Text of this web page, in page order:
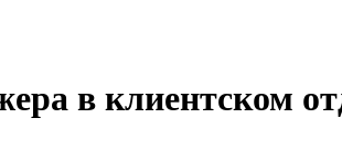
в клиентском